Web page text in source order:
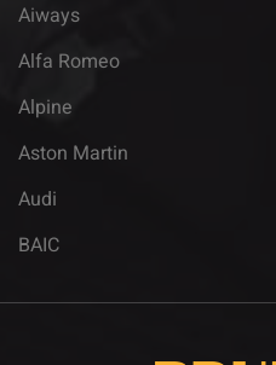
Aiways
Alfa Romeo
Alpine
Aston Martin
Audi
BAIC